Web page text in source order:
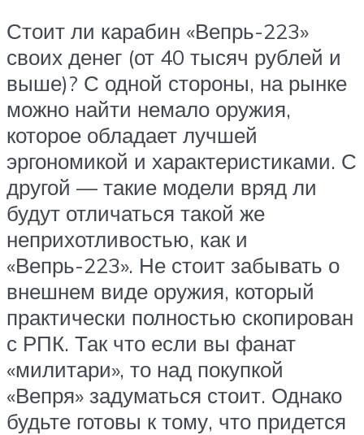
Стоит ли карабин «Вепрь-223»
своих денег (от 40 тысяч рублей и
выше)? С одной стороны, на рынке
можно найти немало оружия,
которое обладает лучшей
эргономикой и характеристиками. С
другой — такие модели вряд ли
будут отличаться такой же
неприхотливостью, как и
«Вепрь-223». Не стоит забывать о
внешнем виде оружия, который
практически полностью скопирован
с РПК. Так что если вы фанат
«милитари», то над покупкой
«Вепря» задуматься стоит. Однако
будьте готовы к тому, что придется